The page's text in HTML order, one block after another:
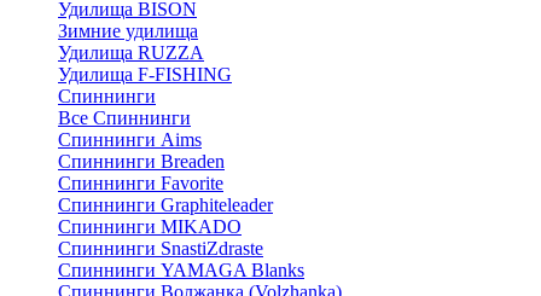
Удилища BISON
Зимние удилища
Удилища RUZZA
Удилища F-FISHING
Спиннинги
Все Спиннинги
Спиннинги Aims
Спиннинги Breaden
Спиннинги Favorite
Спиннинги Graphiteleader
Спиннинги MIKADO
Спиннинги SnastiZdraste
Спиннинги YAMAGA Blanks
Спиннинги Волжанка (Volzhanka)